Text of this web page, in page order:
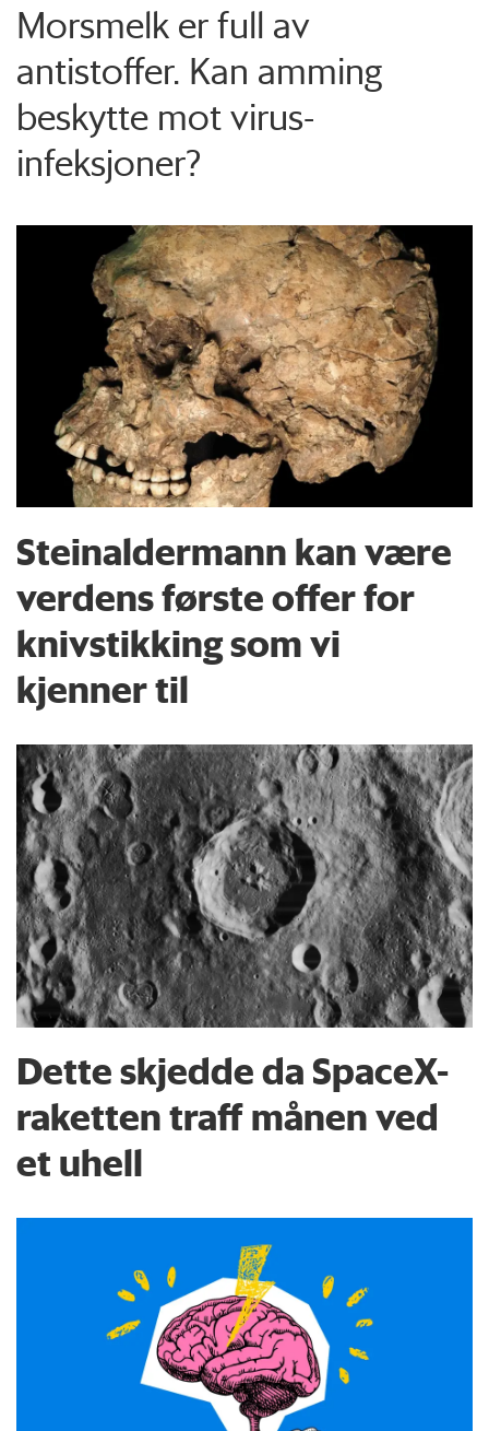
Morsmelk er full av
antistoffer. Kan amming
beskytte mot virus-
infeksjoner?
Steinaldermann kan være
verdens første offer for
knivstikking som vi
kjenner til
Dette skjedde da SpaceX-
raketten traff månen ved
et uhell